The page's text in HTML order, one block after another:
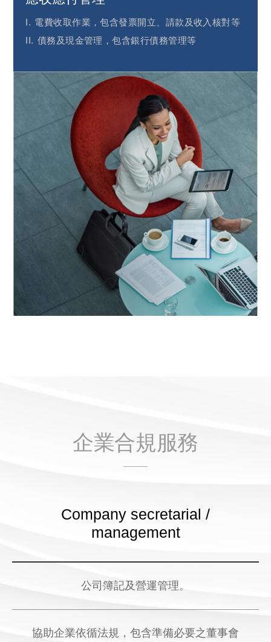
電費收取作業，包含發票開立、請款及收入核對等
債務及現金管理，包含銀行債務管理等
企業合規服務
Company secretarial /
management
公司簿記及營運管理。
協助企業依循法規，包含準備必要之董事會